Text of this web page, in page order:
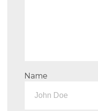
Name